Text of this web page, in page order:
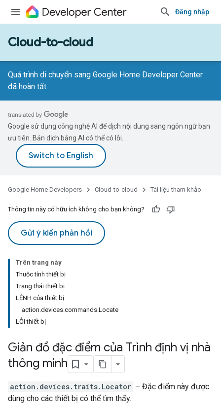
Đăng nhập
Cloud-to-cloud
Quá trình di chuyển sang Google Home Developer Center
đã hoàn tất.
Google sử dụng công nghệ AI để dịch nội dung sang ngôn ngữ bạn
ưu tiên. Bản dịch bằng AI có thể có lỗi.
Google Home Developers Cloud-to-cloud Tài liệu tham khảo
Thông tin này có hữu ích không cho bạn không?
Gửi ý kiến phản hồi
Trên trang này
Thuộc tính thiết bị
Trạng thái thiết bị
LỆNH của thiết bị
action.devices.commands.Locate
LỖI thiết bị
Giản đồ đặc điểm của Trình định vị nhà
thông minh
action.devices.traits.Locator – Đặc điểm này được
dùng cho các thiết bị có thể tìm thấy.